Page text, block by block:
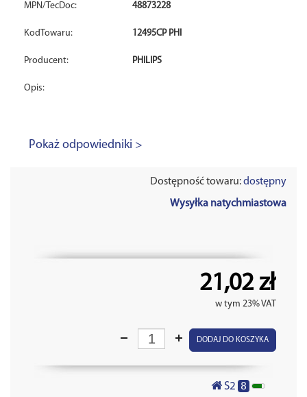
MPN/TecDoc: 48873228
KodTowaru: 12495CP PHI
Producent: PHILIPS
Opis:
Pokaż odpowiedniki >
Dostępność towaru:dostępny
Wysyłka natychmiastowa
21,02 zł
w tym 23% VAT
DODAJ DO KOSZYKA
S2 8